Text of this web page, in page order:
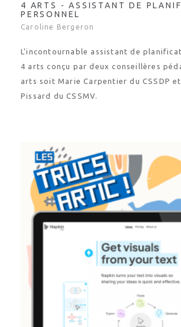
4 ARTS - ASSISTANT DE
PERSONNEL
Caroline Bergeron
L’incontournable assistant de
4 arts conçu par deux conseillères
arts soit Marie Carpentier du CSSDP
Pissard du CSSMV.